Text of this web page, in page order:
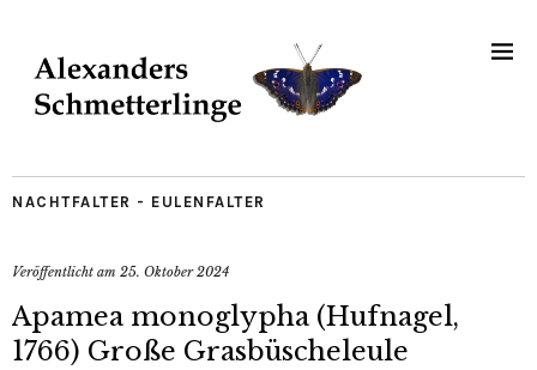
NACHTFALTER - EULENFALTER
Veröffentlicht am 25. Oktober 2024
Apamea monoglypha (Hufnagel,
1766) Große Grasbüscheleule